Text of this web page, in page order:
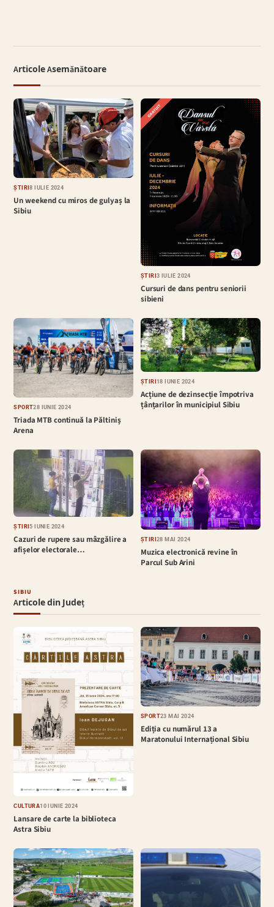
Articole Asemănătoare
ȘTIRI8 IULIE 2024
Un weekend cu miros de gulyaș la
Sibiu
ȘTIRI3 IULIE 2024
Cursuri de dans pentru seniorii
sibieni
SPORT28 IUNIE 2024
Triada MTB continuă la Păltiniș
Arena
ȘTIRI18 IUNIE 2024
Acțiune de dezinsecție împotriva
țânțarilor în municipiul Sibiu
ȘTIRI5 IUNIE 2024
Cazuri de rupere sau mâzgălire a
afișelor electorale…
ȘTIRI28 MAI 2024
Muzica electronică revine în
Parcul Sub Arini
SIBIU
Articole din Județ
CULTURĂ10 IUNIE 2024
Lansare de carte la biblioteca
Astra Sibiu
SPORT23 MAI 2024
Ediția cu numărul 13 a
Maratonului Internațional Sibiu